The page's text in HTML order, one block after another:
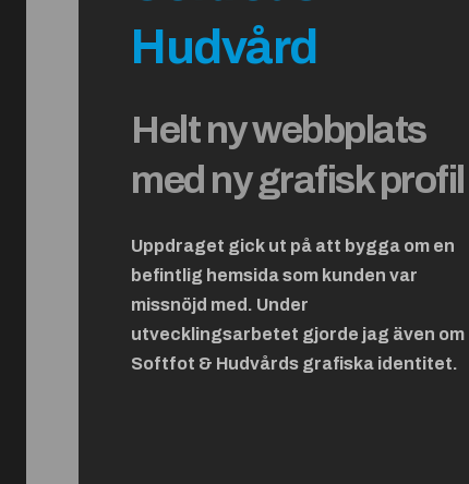
Hudvård
Helt ny webbplats
med ny grafisk profil
Uppdraget gick ut på att bygga om en
befintlig hemsida som kunden var
missnöjd med. Under
utvecklingsarbetet gjorde jag även om
Softfot & Hudvårds grafiska identitet.